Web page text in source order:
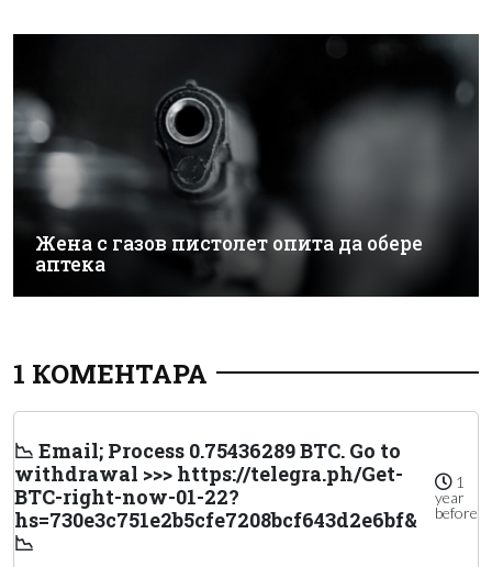
Жена с газов пистолет опита да обере
аптека
1 КОМЕНТАРА
📉 Email; Process 0.75436289 BTC. Go to
withdrawal >>> https://telegra.ph/Get-
BTC-right-now-01-22?
hs=730e3c751e2b5cfe7208bcf643d2e6bf&
📉
1
year
before